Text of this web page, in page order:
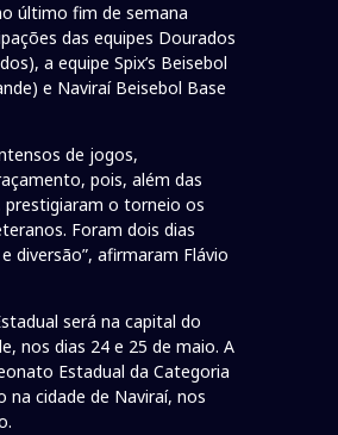
último fim de semana
das equipes Dourados
a equipe Spix’s Beisebol
e Naviraí Beisebol Base
de jogos,
pois, além das
prestigiaram o torneio os
Foram dois dias
diversão”, afirmaram Flávio
será na capital do
nos dias 24 e 25 de maio. A
Estadual da Categoria
na cidade de Naviraí, nos